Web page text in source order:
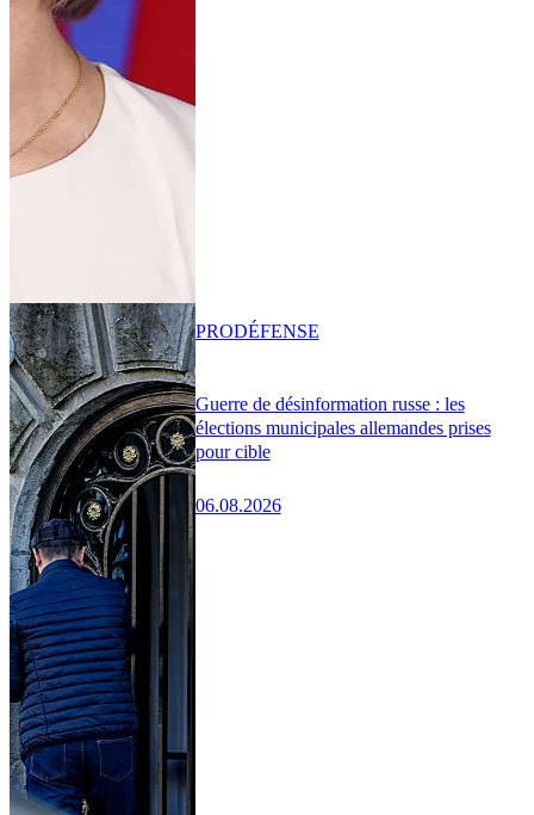
Guerre de désinformation russe : les
élections municipales allemandes prises
pour cible
06.08.2026
PRODÉFENSE